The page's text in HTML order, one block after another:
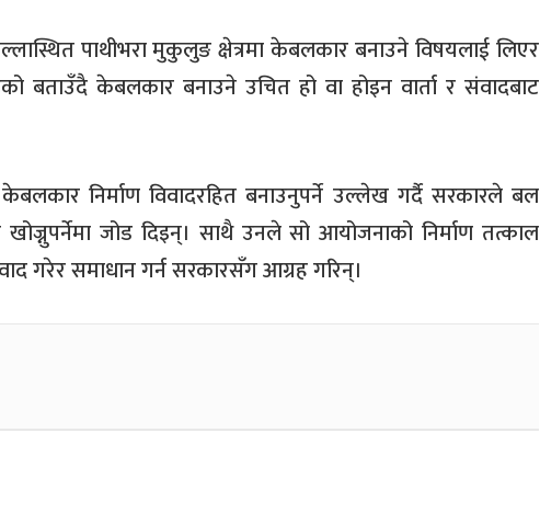
पाथीभरा मुकुलुङ क्षेत्रमा केबलकार बनाउने विषयलाई लिएर
बताउँदै केबलकार बनाउने उचित हो वा होइन वार्ता र संवादबाट
केबलकार निर्माण विवादरहित बनाउनुपर्ने उल्लेख गर्दै सरकारले बल
खोज्नुपर्नेमा जोड दिइन्। साथै उनले सो आयोजनाको निर्माण तत्काल
गरेर समाधान गर्न सरकारसँग आग्रह गरिन्।